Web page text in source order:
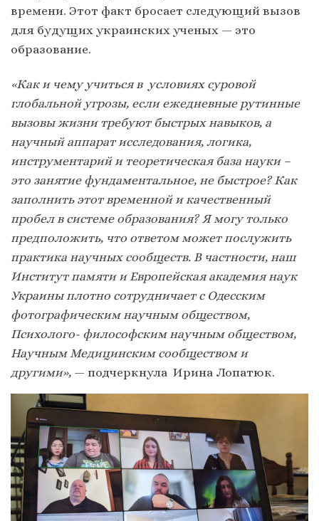
времени. Этот факт бросает следующий вызов
для будущих украинских ученых — это
образование.
«Как и чему учиться в условиях суровой
глобальной угрозы, если ежедневные рутинные
вызовы жизни требуют быстрых навыков, а
научный аппарат исследования, логика,
инструментарий и теоретическая база науки –
это занятие фундаментальное, не быстрое? Как
заполнить этот временной и качественный
пробел в системе образования? Я могу только
предположить, что ответом может послужить
практика научных сообществ. В частности, наш
Институт памяти и Европейская академия наук
Украины плотно сотрудничает с Одесским
фотографическим научным обществом,
Психолого- философским научным обществом,
Научным Медицинским сообществом и
другими», — подчеркнула Ирина Лопатюк.